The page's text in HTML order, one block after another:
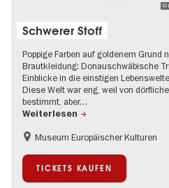
©
Schwerer Stoff
Poppige Farben auf goldenem Grund
Brautkleidung: Donauschwäbische
Einblicke in die einstigen
Diese Welt war eng, weil von
bestimmt, aber…
Weiterlesen
Geschichte
Mode und Design
Nachhaltigkeit
Museum Europäischer Kulturen
TICKETS KAUFEN